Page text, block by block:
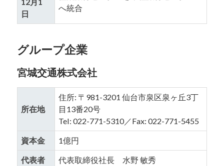
日
へ統合
グループ企業
宮城交通株式会社
所在地
住所: 〒981-3201 仙台市泉区泉ヶ丘3丁
目13番20号
Tel: 022-771-5310／Fax: 022-771-5455
資本金 1億円
代表者 代表取締役社長 水野 敏秀